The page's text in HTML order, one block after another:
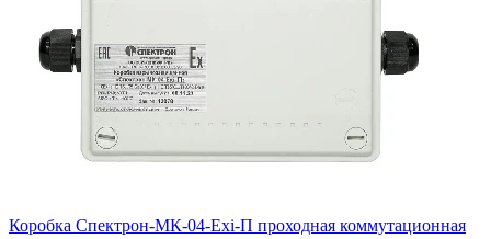
Коробка Спектрон-МК-04-Exi-П проходная коммутационная